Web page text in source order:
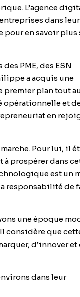
L’agence
dans leur
pour en savoir plus
PME, des ESN
a acquis une
premier plan tout
opérationnelle et
en
Pour lui, il
à prospérer dans
est un
responsabilité de
une époque
considère que
d’innover et
dans leur